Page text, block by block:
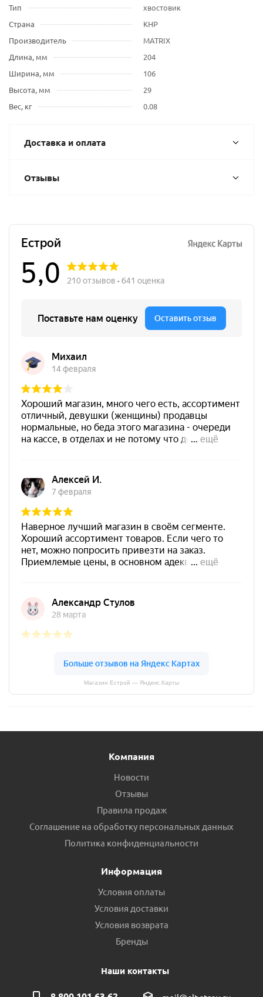
Тип
хвостовик
Страна
КНР
Производитель
MATRIX
Длина, мм
204
Ширина, мм
106
Высота, мм
29
Вес, кг
0.08
Доставка и оплата
Отзывы
Магазин Естрой — Яндекс.Карты
Компания
Новости
Отзывы
Правила продаж
Соглашение на обработку персональных данных
Политика конфиденциальности
Информация
Условия оплаты
Условия доставки
Условия возврата
Бренды
Наши контакты